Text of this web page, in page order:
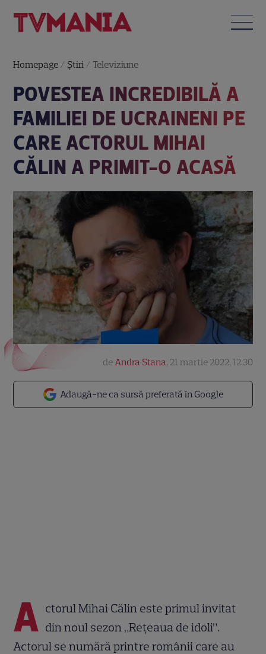
Homepage / Știri / Televiziune
POVESTEA INCREDIBILĂ A
FAMILIEI DE UCRAINENI PE
CARE ACTORUL MIHAI
CĂLIN A PRIMIT-O ACASĂ
Adaugă-ne ca sursă preferată în Google
deAndra Stana, 21 martie 2022, 12:30
A ctorul Mihai Călin este primul invitat
din noul sezon „Rețeaua de idoli”.
Actorul se numără printre românii care au